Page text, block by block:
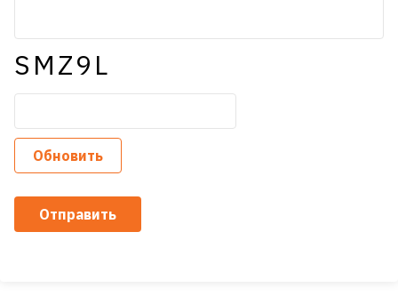
SMZ9L
Обновить
Отправить